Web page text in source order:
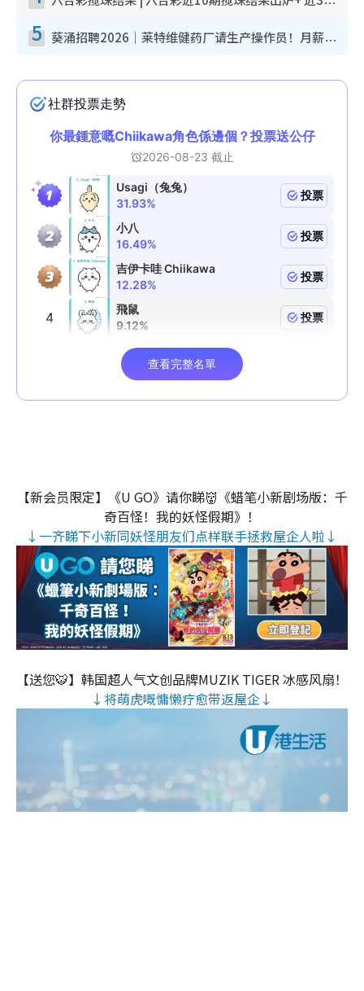
5 葵涌招聘2026｜莱特维健药厂请生产操作员！月薪高达$1.7万 冷气厂房/五天工作/保障双粮
【新会员限定】《U GO》请你睇👹《蜡笔小新剧场版：千
奇百怪！我的妖怪假期》！
↓一齐睇下小新同妖怪朋友们点样联手拯救屋企人啦↓
【送您🐯】韩国超人气文创品牌MUZIK TIGER 冰感风扇！
↓将萌虎嘅慵懒疗愈带返屋企↓